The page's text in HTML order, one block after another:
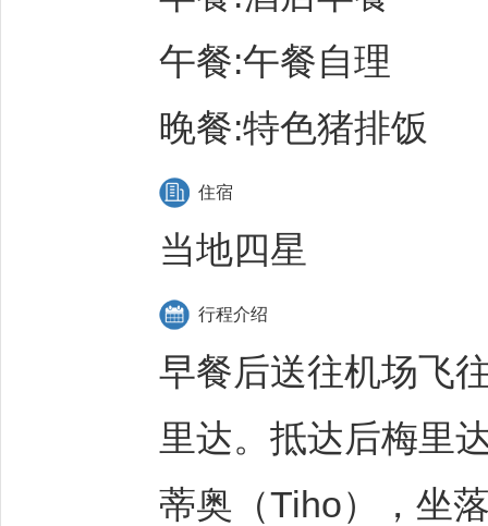
午餐:午餐自理
晚餐:特色猪排饭
住宿
当地四星
行程介绍
早餐后送往机场飞
里达。抵达后梅里
蒂奥（Tiho），坐